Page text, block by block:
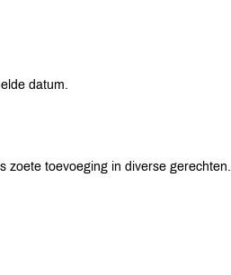
datum.
zoete toevoeging in diverse gerechten.